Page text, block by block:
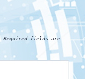
Required fields are